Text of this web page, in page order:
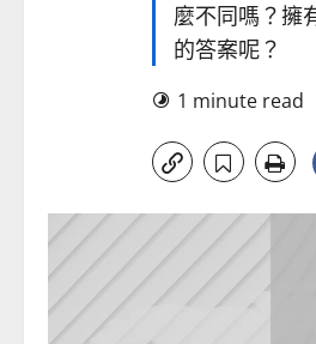
麼不同嗎？擁
的答案呢？
1 minute read